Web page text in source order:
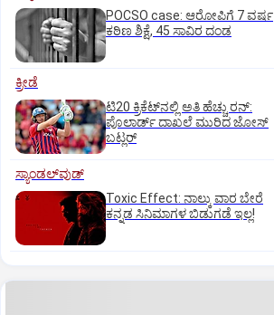
POCSO case: ಆರೋಪಿಗೆ 7 ವರ್ಷ
ಕಠಿಣ ಶಿಕ್ಷೆ, 45 ಸಾವಿರ ದಂಡ
ಕ್ರೀಡೆ
ಟಿ20 ಕ್ರಿಕೆಟ್‌ನಲ್ಲಿ ಅತಿ ಹೆಚ್ಚು ರನ್:
ಪೊಲಾರ್ಡ್ ದಾಖಲೆ ಮುರಿದ ಜೋಸ್
ಬಟ್ಲರ್
ಸ್ಯಾಂಡಲ್‌ವುಡ್‌
Toxic Effect: ನಾಲ್ಕು ವಾರ ಬೇರೆ
ಕನ್ನಡ ಸಿನಿಮಾಗಳ ಬಿಡುಗಡೆ ಇಲ್ಲ!